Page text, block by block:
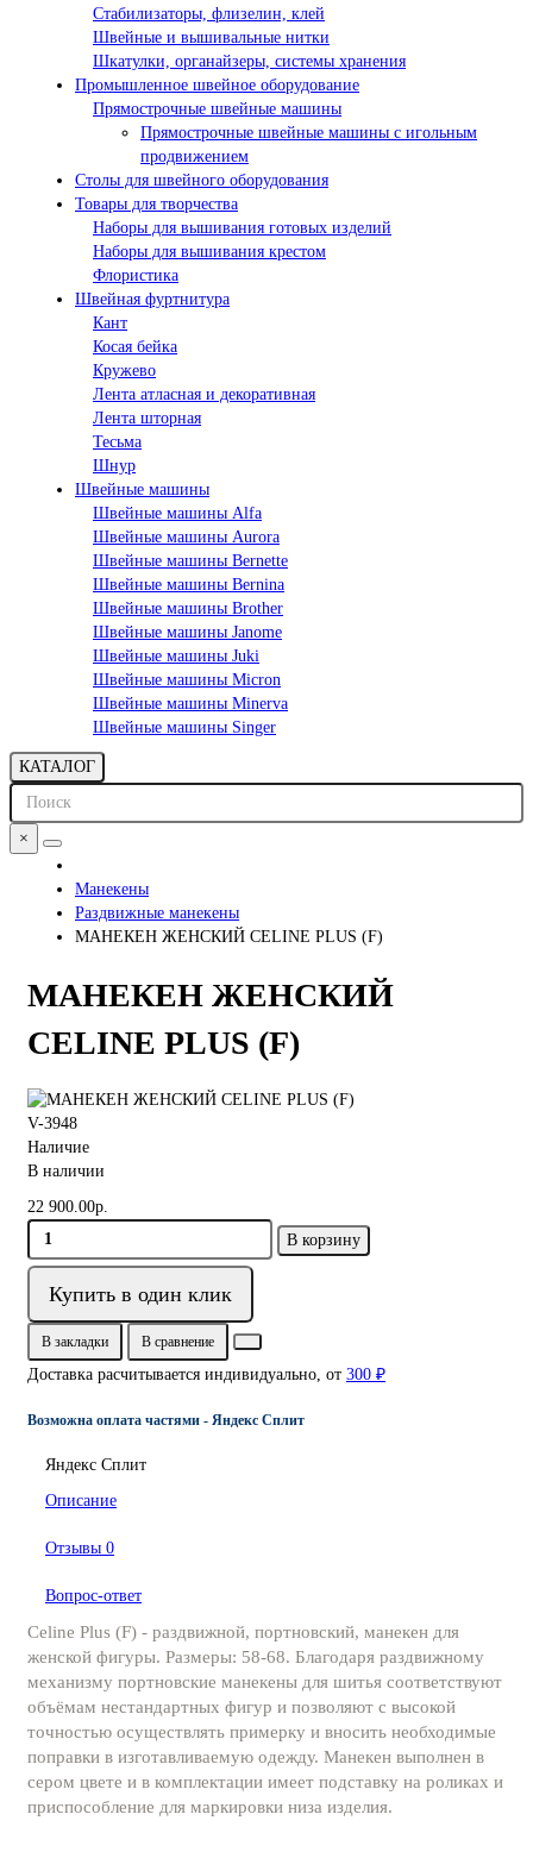
Стабилизаторы, флизелин, клей
Швейные и вышивальные нитки
Шкатулки, органайзеры, системы хранения
Промышленное швейное оборудование
Прямострочные швейные машины
Прямострочные швейные машины с игольным
продвижением
Столы для швейного оборудования
Товары для творчества
Наборы для вышивания готовых изделий
Наборы для вышивания крестом
Флористика
Швейная фуртнитура
Кант
Косая бейка
Кружево
Лента aтласная и декоративная
Лента шторная
Тесьма
Шнур
Швейные машины
Швейные машины Alfa
Швейные машины Aurora
Швейные машины Bernette
Швейные машины Bernina
Швейные машины Brother
Швейные машины Janome
Швейные машины Juki
Швейные машины Micron
Швейные машины Minerva
Швейные машины Singer
КАТАЛОГ
×
Манекены
Раздвижные манекены
МАНЕКЕН ЖЕНСКИЙ CELINE PLUS (F)
МАНЕКЕН ЖЕНСКИЙ
CELINE PLUS (F)
V-3948
Наличие
В наличии
22 900.00р.
В корзину
Купить в один клик
В закладки В сравнение
Доставка расчитывается индивидуально, от 300 ₽
Возможна оплата частями - Яндекс Сплит
Яндекс Сплит
Описание
Отзывы 0
Вопрос-ответ
Celine Plus (F) - раздвижной, портновский, манекен для
женской фигуры. Размеры: 58-68. Благодаря раздвижному
механизму портновские манекены для шитья соответствуют
объёмам нестандартных фигур и позволяют с высокой
точностью осуществлять примерку и вносить необходимые
поправки в изготавливаемую одежду. Манекен выполнен в
сером цвете и в комплектации имеет подставку на роликах и
приспособление для маркировки низа изделия.